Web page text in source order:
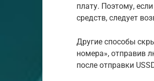
плату. Поэтому,
средств, следует
Другие способы
номера», отправив
после отправки